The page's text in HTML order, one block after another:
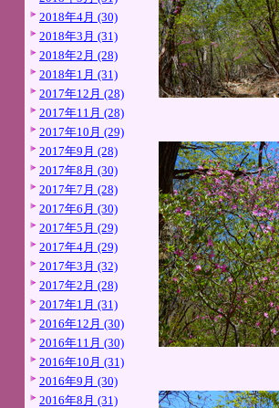
2018年4月 (30)
2018年3月 (31)
2018年2月 (28)
2018年1月 (31)
2017年12月 (28)
2017年11月 (28)
2017年10月 (29)
2017年9月 (28)
2017年8月 (30)
2017年7月 (28)
2017年6月 (30)
2017年5月 (29)
2017年4月 (29)
2017年3月 (32)
2017年2月 (28)
2017年1月 (31)
2016年12月 (30)
2016年11月 (30)
2016年10月 (31)
2016年9月 (30)
2016年8月 (31)